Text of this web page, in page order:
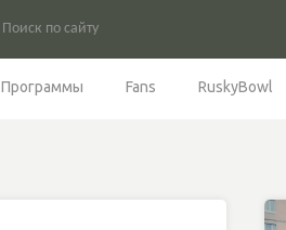
Программы Fans RuskyBowl